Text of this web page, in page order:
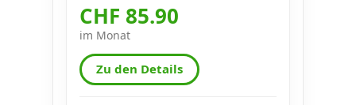
CHF 85.90
im Monat
Zu den Details